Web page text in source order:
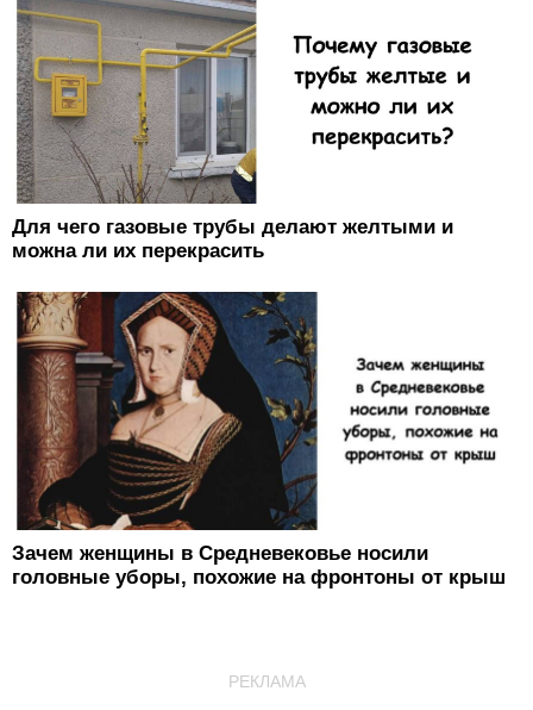
Для чего газовые трубы делают желтыми и
можна ли их перекрасить
Зачем женщины в Средневековье носили
головные уборы, похожие на фронтоны от крыш
РЕКЛАМА